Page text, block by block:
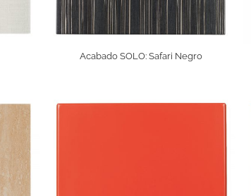
Acabado SOLO: Safari Negro